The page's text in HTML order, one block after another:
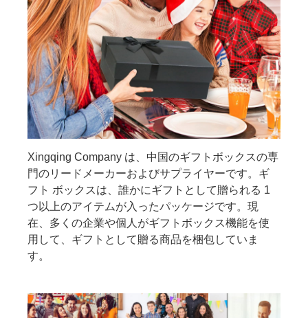
Xingqing Company は、中国のギフトボックスの専
門のリードメーカーおよびサプライヤーです。ギ
フト ボックスは、誰かにギフトとして贈られる 1
つ以上のアイテムが入ったパッケージです。現
在、多くの企業や個人がギフトボックス機能を使
用して、ギフトとして贈る商品を梱包していま
す。